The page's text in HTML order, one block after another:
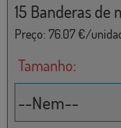
15 Banderas de
Preço: 76.07€/
Tamanho: